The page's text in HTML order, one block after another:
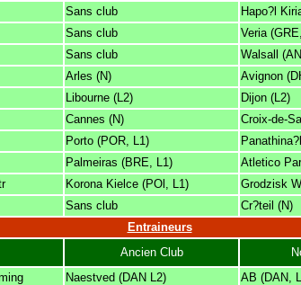
Sans club
Hapo?l
Sans club
Veria
Sans club
Walsall
Arles (N)
Avignon
Libourne (L2)
Dijon (L2)
Cannes (N)
Croix-de-
Porto (POR, L1)
Palmeiras (BRE, L1)
Atletico
Korona Kielce (POl, L1)
Grodzisk
Sans club
Cr?teil (N)
Entraineurs
Ancien Club
Naestved (DAN L2)
AB (DAN,